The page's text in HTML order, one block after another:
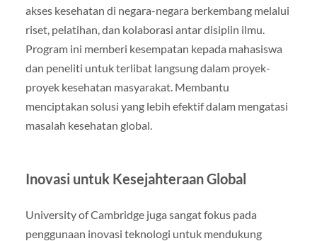
akses kesehatan di negara-negara berkembang melalui
riset, pelatihan, dan kolaborasi antar disiplin ilmu.
Program ini memberi kesempatan kepada mahasiswa
dan peneliti untuk terlibat langsung dalam proyek-
proyek kesehatan masyarakat. Membantu
menciptakan solusi yang lebih efektif dalam mengatasi
masalah kesehatan global.
Inovasi untuk Kesejahteraan Global
University of Cambridge juga sangat fokus pada
penggunaan inovasi teknologi untuk mendukung